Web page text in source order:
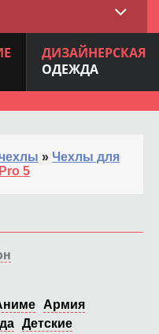
ДИЗАЙНЕРСКАЯ
ОДЕЖДА
» Чехлы для
5
Армия
Детские